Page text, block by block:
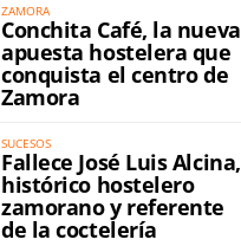
ZAMORA
Conchita Café, la nueva
apuesta hostelera que
conquista el centro de
Zamora
SUCESOS
Fallece José Luis Alcina,
histórico hostelero
zamorano y referente
de la coctelería